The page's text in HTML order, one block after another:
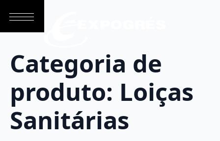
Categoria de
produto: Loiças
Sanitárias